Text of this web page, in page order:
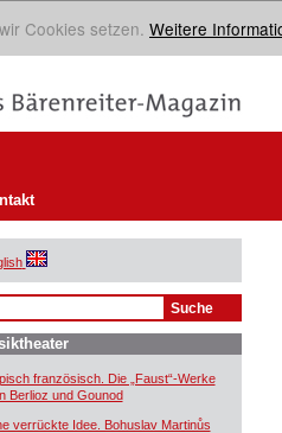
Cookies setzen. Weitere
französisch. Die „Faust“-Werke
Berlioz und Gounod
verrückte Idee. Bohuslav Martinůs